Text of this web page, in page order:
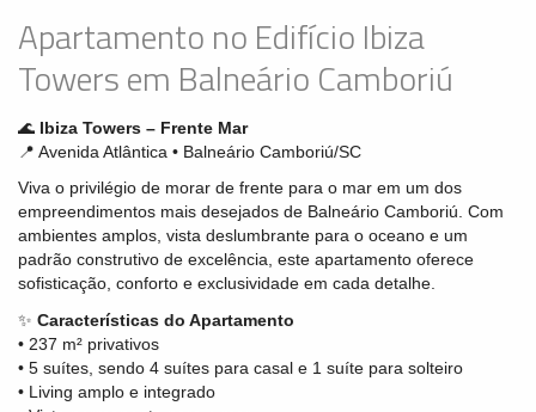
Apartamento no Edifício Ibiza
Towers em Balneário Camboriú
🌊 Ibiza Towers – Frente Mar
📍 Avenida Atlântica • Balneário Camboriú/SC
Viva o privilégio de morar de frente para o mar em um dos
empreendimentos mais desejados de Balneário Camboriú. Com
ambientes amplos, vista deslumbrante para o oceano e um
padrão construtivo de excelência, este apartamento oferece
sofisticação, conforto e exclusividade em cada detalhe.
✨ Características do Apartamento
• 237 m² privativos
• 5 suítes, sendo 4 suítes para casal e 1 suíte para solteiro
• Living amplo e integrado